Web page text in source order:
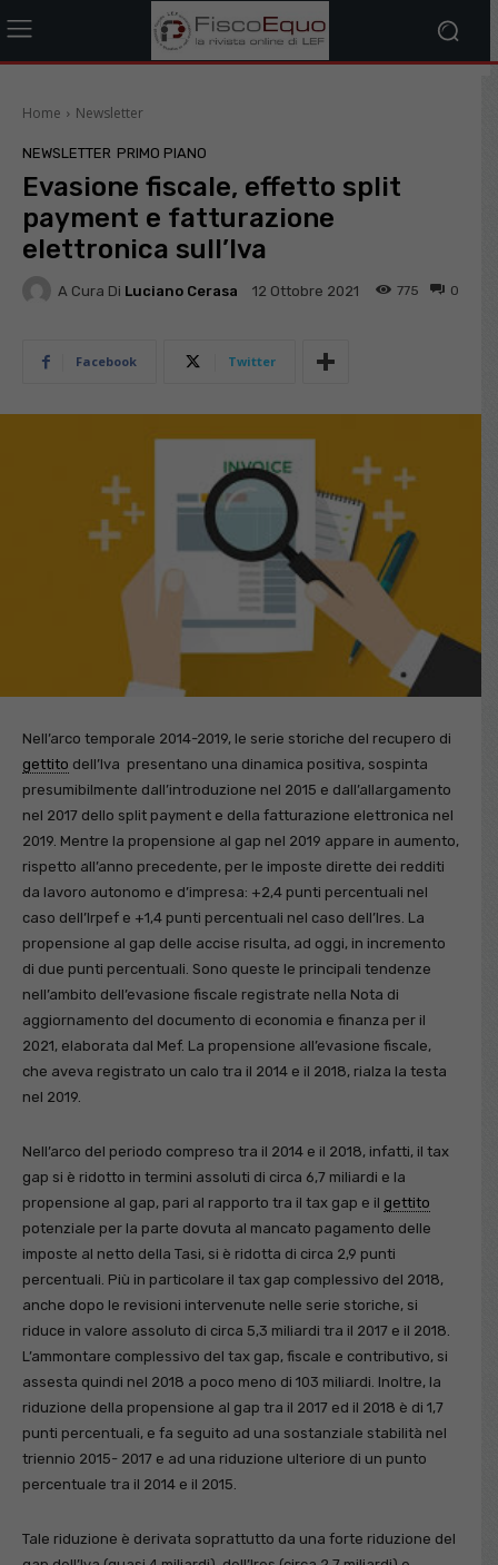
Home Newsletter
NEWSLETTER PRIMO PIANO
Evasione fiscale, effetto split
payment e fatturazione
elettronica sull’Iva
A Cura Di Luciano Cerasa 12 Ottobre 2021 0
775
Facebook Twitter
Nell’arco temporale 2014-2019, le serie storiche del recupero di
gettito dell’Iva presentano una dinamica positiva, sospinta
presumibilmente dall’introduzione nel 2015 e dall’allargamento
nel 2017 dello split payment e della fatturazione elettronica nel
2019. Mentre la propensione al gap nel 2019 appare in aumento,
rispetto all’anno precedente, per le imposte dirette dei redditi
da lavoro autonomo e d’impresa: +2,4 punti percentuali nel
caso dell’Irpef e +1,4 punti percentuali nel caso dell’Ires. La
propensione al gap delle accise risulta, ad oggi, in incremento
di due punti percentuali. Sono queste le principali tendenze
nell’ambito dell’evasione fiscale registrate nella Nota di
aggiornamento del documento di economia e finanza per il
2021, elaborata dal Mef. La propensione all’evasione fiscale,
che aveva registrato un calo tra il 2014 e il 2018, rialza la testa
nel 2019.
Nell’arco del periodo compreso tra il 2014 e il 2018, infatti, il tax
gap si è ridotto in termini assoluti di circa 6,7 miliardi e la
propensione al gap, pari al rapporto tra il tax gap e il gettito
potenziale per la parte dovuta al mancato pagamento delle
imposte al netto della Tasi, si è ridotta di circa 2,9 punti
percentuali. Più in particolare il tax gap complessivo del 2018,
anche dopo le revisioni intervenute nelle serie storiche, si
riduce in valore assoluto di circa 5,3 miliardi tra il 2017 e il 2018.
L’ammontare complessivo del tax gap, fiscale e contributivo, si
assesta quindi nel 2018 a poco meno di 103 miliardi. Inoltre, la
riduzione della propensione al gap tra il 2017 ed il 2018 è di 1,7
punti percentuali, e fa seguito ad una sostanziale stabilità nel
triennio 2015- 2017 e ad una riduzione ulteriore di un punto
percentuale tra il 2014 e il 2015.
Tale riduzione è derivata soprattutto da una forte riduzione del